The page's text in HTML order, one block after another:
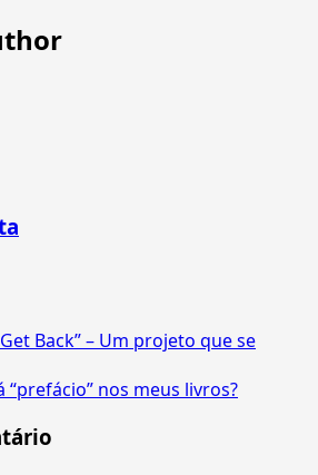
Back” – Um projeto que se
“prefácio” nos meus livros?